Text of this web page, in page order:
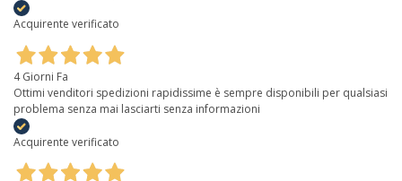
Acquirente verificato
4 Giorni Fa
Ottimi venditori spedizioni rapidissime è sempre disponibili per qualsiasi
problema senza mai lasciarti senza informazioni
Acquirente verificato